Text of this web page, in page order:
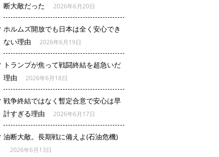
断大敵だった
2026年6月20日
ホルムズ開放でも日本は全く安心でき
ない理由
2026年6月19日
トランプが焦って戦闘終結を超急いだ
理由
2026年6月18日
戦争終結ではなく暫定合意で安心は早
計すぎる理由
2026年6月17日
油断大敵。長期戦に備えよ(石油危機)
2026年6月13日